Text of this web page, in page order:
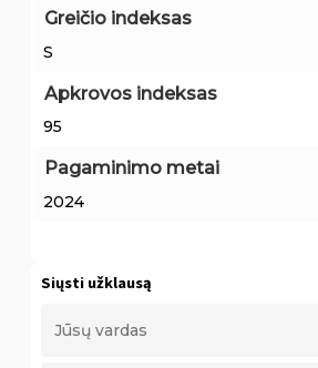
Greičio indeksas
S
Apkrovos indeksas
95
Pagaminimo metai
2024
Siųsti užklausą